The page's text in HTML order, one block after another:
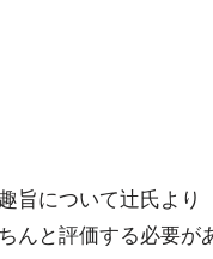
旨について辻氏よ
んと評価する必要が